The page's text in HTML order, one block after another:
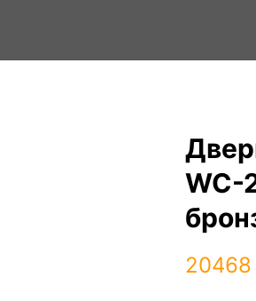
WC-
20468